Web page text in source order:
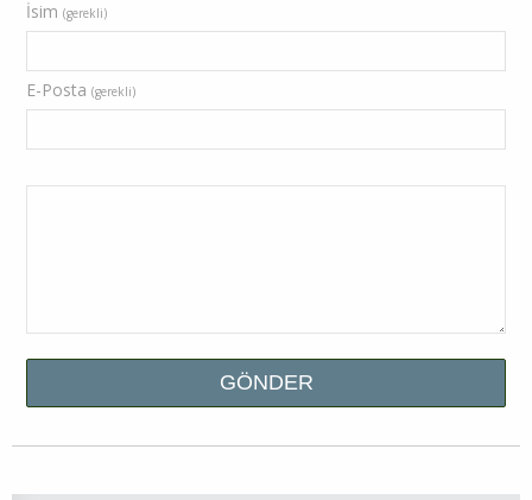
İsim (gerekli)
E-Posta (gerekli)